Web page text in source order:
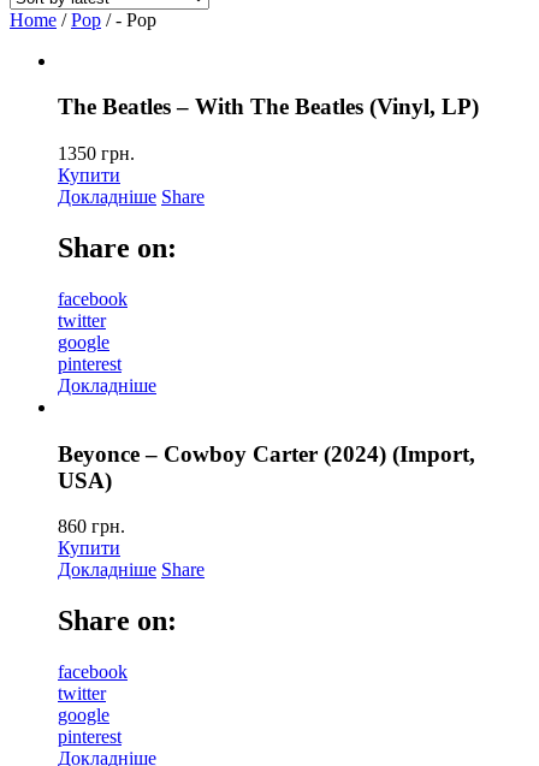
Home /Pop / - Pop
The Beatles – With The Beatles (Vinyl, LP)
1350 грн.
Купити
Докладніше Share
Share on:
facebook
twitter
google
pinterest
Докладніше
Beyonce – Cowboy Carter (2024) (Import,
USA)
860 грн.
Купити
Докладніше Share
Share on:
facebook
twitter
google
pinterest
Докладніше